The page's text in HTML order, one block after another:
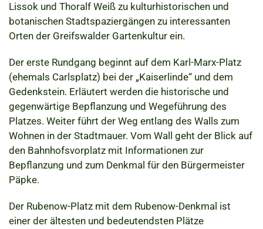
Lissok und Thoralf Weiß zu kulturhistorischen und
botanischen Stadtspaziergängen zu interessanten
Orten der Greifswalder Gartenkultur ein.
Der erste Rundgang beginnt auf dem Karl-Marx-Platz
(ehemals Carlsplatz) bei der „Kaiserlinde“ und dem
Gedenkstein. Erläutert werden die historische und
gegenwärtige Bepflanzung und Wegeführung des
Platzes. Weiter führt der Weg entlang des Walls zum
Wohnen in der Stadtmauer. Vom Wall geht der Blick auf
den Bahnhofsvorplatz mit Informationen zur
Bepflanzung und zum Denkmal für den Bürgermeister
Päpke.
Der Rubenow-Platz mit dem Rubenow-Denkmal ist
einer der ältesten und bedeutendsten Plätze